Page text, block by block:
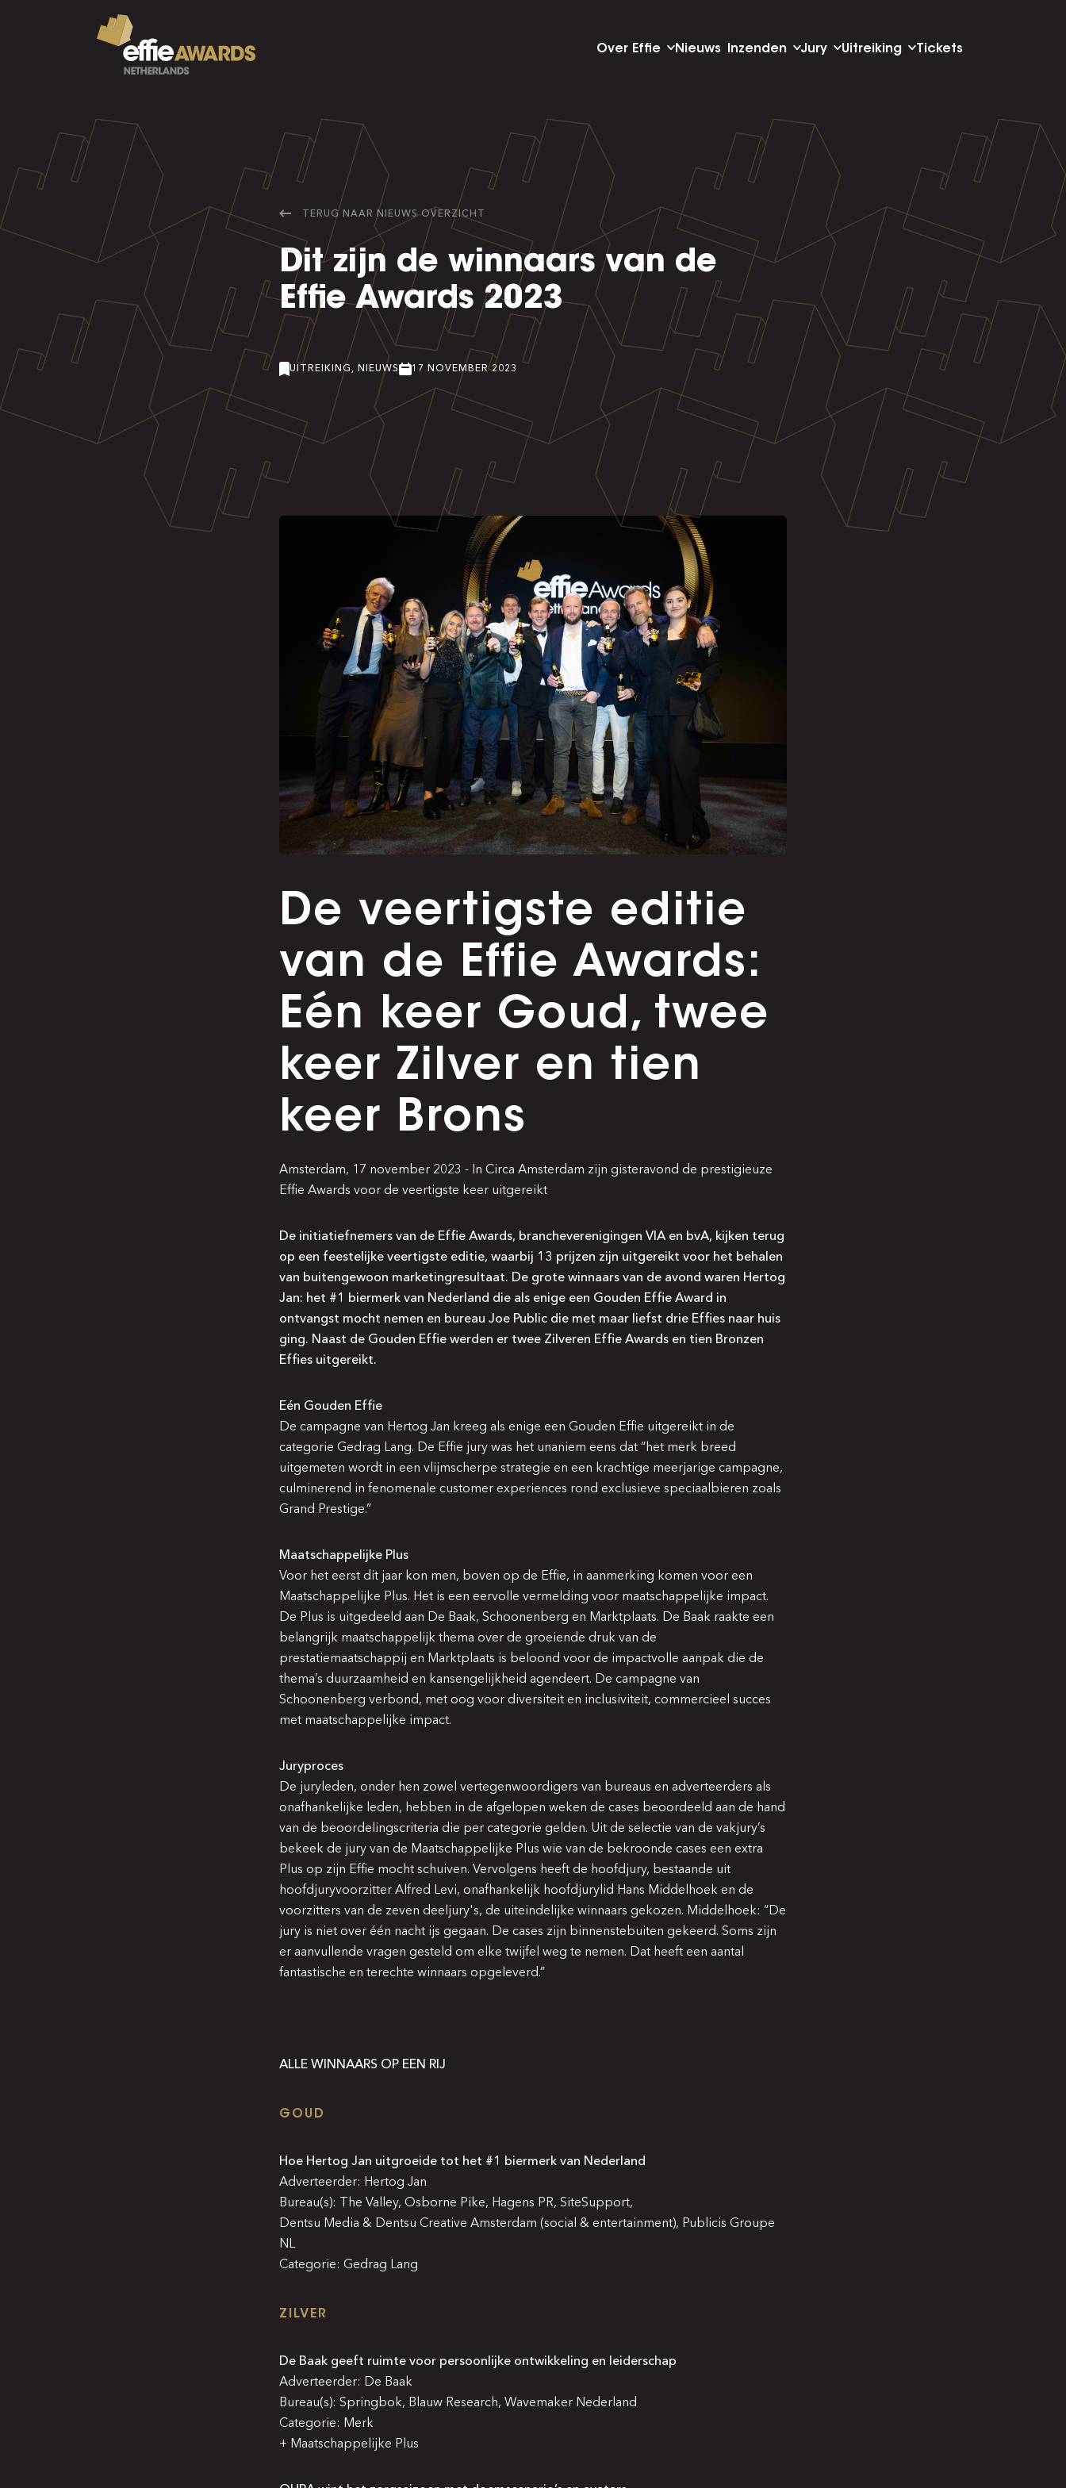
Over Effie Nieuws Inzenden Jury Uitreiking Tickets
TERUG NAAR NIEUWS OVERZICHT
Dit zijn de winnaars van de
Effie Awards 2023
UITREIKING, NIEUWS 17 NOVEMBER 2023
De veertigste editie
van de Effie Awards:
Eén keer Goud, twee
keer Zilver en tien
keer Brons
Amsterdam, 17 november 2023 - In Circa Amsterdam zijn gisteravond de prestigieuze
Effie Awards voor de veertigste keer uitgereikt
De initiatiefnemers van de Effie Awards, brancheverenigingen VIA en bvA, kijken terug
op een feestelijke veertigste editie, waarbij 13 prijzen zijn uitgereikt voor het behalen
van buitengewoon marketingresultaat. De grote winnaars van de avond waren Hertog
Jan: het #1 biermerk van Nederland die als enige een Gouden Effie Award in
ontvangst mocht nemen en bureau Joe Public die met maar liefst drie Effies naar huis
ging. Naast de Gouden Effie werden er twee Zilveren Effie Awards en tien Bronzen
Effies uitgereikt.
Eén Gouden Effie
De campagne van Hertog Jan kreeg als enige een Gouden Effie uitgereikt in de
categorie Gedrag Lang. De Effie jury was het unaniem eens dat “het merk breed
uitgemeten wordt in een vlijmscherpe strategie en een krachtige meerjarige campagne,
culminerend in fenomenale customer experiences rond exclusieve speciaalbieren zoals
Grand Prestige.”
Maatschappelijke Plus
Voor het eerst dit jaar kon men, boven op de Effie, in aanmerking komen voor een
Maatschappelijke Plus. Het is een eervolle vermelding voor maatschappelijke impact.
De Plus is uitgedeeld aan De Baak, Schoonenberg en Marktplaats. De Baak raakte een
belangrijk maatschappelijk thema over de groeiende druk van de
prestatiemaatschappij en Marktplaats is beloond voor de impactvolle aanpak die de
thema’s duurzaamheid en kansengelijkheid agendeert. De campagne van
Schoonenberg verbond, met oog voor diversiteit en inclusiviteit, commercieel succes
met maatschappelijke impact.
Juryproces
De juryleden, onder hen zowel vertegenwoordigers van bureaus en adverteerders als
onafhankelijke leden, hebben in de afgelopen weken de cases beoordeeld aan de hand
van de beoordelingscriteria die per categorie gelden. Uit de selectie van de vakjury’s
bekeek de jury van de Maatschappelijke Plus wie van de bekroonde cases een extra
Plus op zijn Effie mocht schuiven. Vervolgens heeft de hoofdjury, bestaande uit
hoofdjuryvoorzitter Alfred Levi, onafhankelijk hoofdjurylid Hans Middelhoek en de
voorzitters van de zeven deeljury's, de uiteindelijke winnaars gekozen. Middelhoek: “De
jury is niet over één nacht ijs gegaan. De cases zijn binnenstebuiten gekeerd. Soms zijn
er aanvullende vragen gesteld om elke twijfel weg te nemen. Dat heeft een aantal
fantastische en terechte winnaars opgeleverd.”
ALLE WINNAARS OP EEN RIJ
GOUD
Hoe Hertog Jan uitgroeide tot het #1 biermerk van Nederland
Adverteerder: Hertog Jan
Bureau(s): The Valley, Osborne Pike, Hagens PR, SiteSupport,
Dentsu Media & Dentsu Creative Amsterdam (social & entertainment), Publicis Groupe
NL
Categorie: Gedrag Lang
ZILVER
De Baak geeft ruimte voor persoonlijke ontwikkeling en leiderschap
Adverteerder: De Baak
Bureau(s): Springbok, Blauw Research, Wavemaker Nederland
Categorie: Merk
+ Maatschappelijke Plus